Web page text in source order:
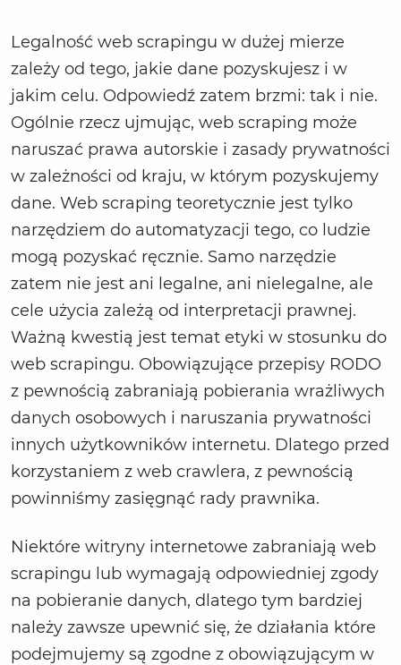
Legalność web scrapingu w dużej mierze
zależy od tego, jakie dane pozyskujesz i w
jakim celu. Odpowiedź zatem brzmi: tak i nie.
Ogólnie rzecz ujmując, web scraping może
naruszać prawa autorskie i zasady prywatności
w zależności od kraju, w którym pozyskujemy
dane. Web scraping teoretycznie jest tylko
narzędziem do automatyzacji tego, co ludzie
mogą pozyskać ręcznie. Samo narzędzie
zatem nie jest ani legalne, ani nielegalne, ale
cele użycia zależą od interpretacji prawnej.
Ważną kwestią jest temat etyki w stosunku do
web scrapingu. Obowiązujące przepisy RODO
z pewnością zabraniają pobierania wrażliwych
danych osobowych i naruszania prywatności
innych użytkowników internetu. Dlatego przed
korzystaniem z web crawlera, z pewnością
powinniśmy zasięgnąć rady prawnika.
Niektóre witryny internetowe zabraniają web
scrapingu lub wymagają odpowiedniej zgody
na pobieranie danych, dlatego tym bardziej
należy zawsze upewnić się, że działania które
podejmujemy są zgodne z obowiązującym w